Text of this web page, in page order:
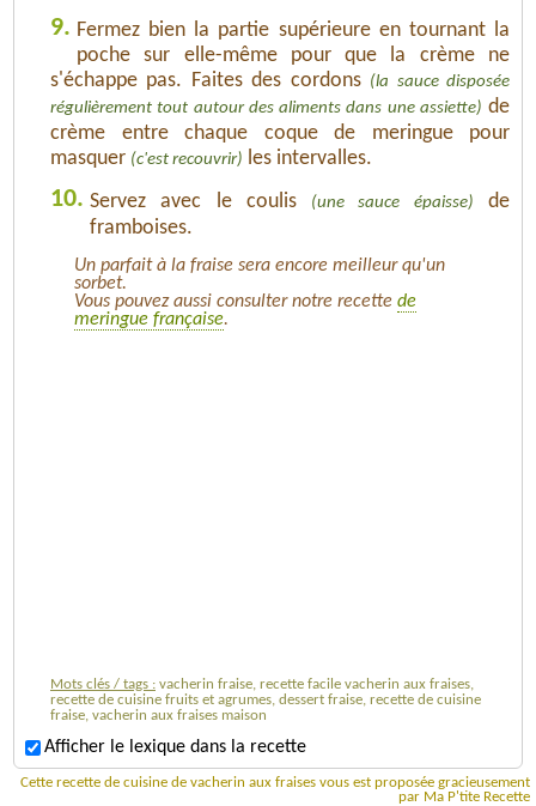
9. Fermez bien la partie supérieure en tournant la
poche sur elle-même pour que la crème ne
s'échappe pas. Faites des cordons (la sauce disposée
régulièrement tout autour des aliments dans une assiette) de
crème entre chaque coque de meringue pour
masquer (c'est recouvrir) les intervalles.
10. Servez avec le coulis (une sauce épaisse)
de
framboises.
Un parfait à la fraise sera encore meilleur qu'un
sorbet.
Vous pouvez aussi consulter notre recette de
meringue française.
Mots clés / tags : vacherin fraise, recette facile vacherin aux fraises,
recette de cuisine fruits et agrumes, dessert fraise, recette de cuisine
fraise, vacherin aux fraises maison
Afficher le lexique dans la recette
Cette recette de cuisine de vacherin aux fraises vous est proposée gracieusement
par Ma P'tite Recette